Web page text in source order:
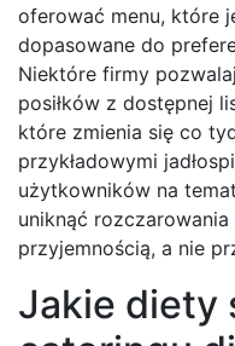
oferować menu, które
dopasowane do
Niektóre firmy
posiłków z dostępnej
które zmienia się co
przykładowymi
użytkowników na
uniknąć
przyjemnością, a nie
Jakie diety